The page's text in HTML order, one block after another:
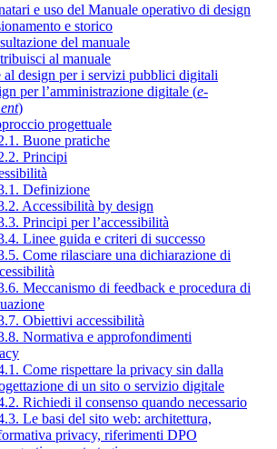
e uso del Manuale operativo di design
e storico
del manuale
al manuale
al design per i servizi pubblici digitali
per l’amministrazione digitale (e-
)
progettuale
Buone pratiche
Principi
Definizione
Accessibilità by design
Principi per l’accessibilità
Linee guida e criteri di successo
Come rilasciare una dichiarazione di
Meccanismo di feedback e procedura di
Obiettivi accessibilità
Normativa e approfondimenti
Come rispettare la privacy sin dalla
di un sito o servizio digitale
Richiedi il consenso quando necessario
Le basi del sito web: architettura,
privacy, riferimenti DPO